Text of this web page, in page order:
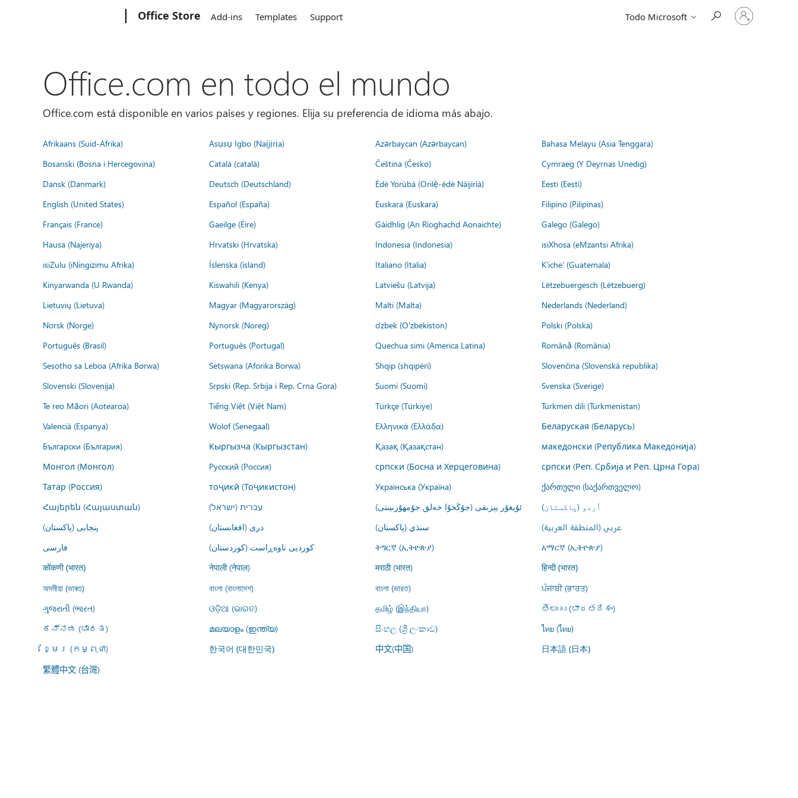
Office Store Add-ins Templates Support Todo Microsoft
Iniciar
sesión
Office.com en todo el mundo
Office.com está disponible en varios países y regiones. Elija su preferencia de idioma más abajo.
Afrikaans (Suid-Afrika) Asụsụ Igbo (Naịjịrịa) Azərbaycan (Azərbaycan)
Bahasa Melayu (Asia Tenggara)
Bosanski (Bosna i Hercegovina)
Català (català) Čeština (Česko)
Cymraeg (Y Deyrnas Unedig)
Dansk (Danmark)
Deutsch (Deutschland) Èdè Yorùbá (Orilẹ̀-èdè Nàìjíríà)
Eesti (Eesti)
English (United States)
Español (España) Euskara (Euskara)
Filipino (Pilipinas)
Français (France)
Gaeilge (Éire) Gàidhlig (An Rìoghachd Aonaichte)
Galego (Galego)
Hausa (Najeriya)
Hrvatski (Hrvatska) Indonesia (Indonesia)
isiXhosa (eMzantsi Afrika)
isiZulu (iNingizimu Afrika)
Íslenska (ísland) Italiano (Italia)
K'iche' (Guatemala)
Kinyarwanda (U Rwanda)
Kiswahili (Kenya) Latviešu (Latvija)
Lëtzebuergesch (Lëtzebuerg)
Lietuvių (Lietuva)
Magyar (Magyarország) Malti (Malta)
Nederlands (Nederland)
Norsk (Norge)
Nynorsk (Noreg) o'zbek (O'zbekiston)
Polski (Polska)
Português (Brasil)
Português (Portugal) Quechua simi (America Latina)
Română (România)
Sesotho sa Leboa (Afrika Borwa)
Setswana (Aforika Borwa) Shqip (shqipëri)
Slovenčina (Slovenská republika)
Slovenski (Slovenija)
Srpski (Rep. Srbija i Rep. Crna Gora) Suomi (Suomi)
Svenska (Sverige)
Te reo Māori (Aotearoa)
Tiếng Việt (Việt Nam) Türkçe (Türkiye)
Türkmen dili (Türkmenistan)
Valencià (Espanya)
Wolof (Senegaal) Ελληνικά (Ελλάδα)
Беларуская (Беларусь)
Български (България)
Кыргызча (Кыргызстан) Қазақ (Қазақстан)
македонски (Република Македонија)
Монгол (Монгол)
Русский (Россия) српски (Босна и Херцеговина)
српски (Реп. Србија и Реп. Црна Гора)
Татар (Россия)
тоҷикӣ (Тоҷикистон) Українська (Україна)
ქართული (საქართველო)
Հայերեն (Հայաստան)
עברית (ישראל) ئۇيغۇر يېزىقى (جۇڭخۇا خەلق جۇمھۇرىيىتى)
اُردو (پاکستان)
پنجابی (پاکستان)
درى (افغانستان) سنڌي (پاکستان)
عربي (المنطقة العربية)
فارسى
کوردیی ناوەڕاست (کوردستان) ትግርኛ (ኢትዮጵያ) አማርኛ (ኢትዮጵያ)
कोंकणी (भारत) नेपाली (नेपाल) मराठी (भारत) हिन्दी (भारत)
অসমীয়া (ভাৰত) বাংলা (বাংলাদেশ) বাংলা (ভারত)
ਪੰਜਾਬੀ (ਭਾਰਤ)
ગુજરાતી (ભારત)
ଓଡ଼ିଆ (ଭାରତ) தமிழ் (இந்தியா)
తెలుగు (భారతదేశం)
ಕನ್ನಡ (ಭಾರತ)
മലയാളം (ഇന്ത്യ) සිංහල (ශ්‍රී ලංකාව)
ไทย (ไทย)
ខ្មែរ (កម្ពុជា)
한국어 (대한민국) 中文(中国) 日本語 (日本)
繁體中文 (台灣)